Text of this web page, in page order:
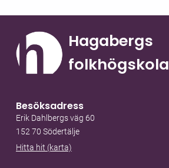
Hagabergs
folkhögskola
Besöksadress
Erik Dahlbergs väg 60
152 70 Södertälje
Hitta hit (karta)